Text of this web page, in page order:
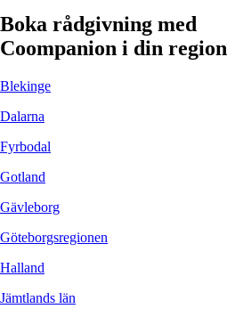
Boka rådgivning med
Coompanion i din region
Blekinge
Dalarna
Fyrbodal
Gotland
Gävleborg
Göteborgsregionen
Halland
Jämtlands län